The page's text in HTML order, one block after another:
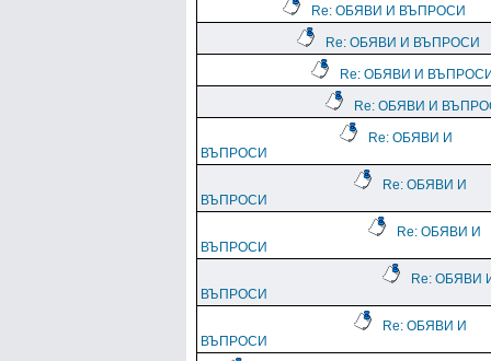
Re: ОБЯВИ И ВЪПРОСИ
Re: ОБЯВИ И ВЪПРОСИ
Re: ОБЯВИ И
Re: ОБЯВИ И
Re: ОБЯВИ И
ВЪПРОСИ
Re: ОБЯВИ И
ВЪПРОСИ
Re: ОБЯВИ И
ВЪПРОСИ
Re: ОБЯВИ
ВЪПРОСИ
Re: ОБЯВИ И
ВЪПРОСИ